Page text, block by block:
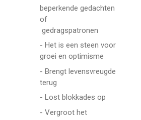
beperkende gedachten
of
gedragspatronen
- Het is een steen voor
groei en optimisme
- Brengt levensvreugde
terug
- Lost blokkades op
- Vergroot het